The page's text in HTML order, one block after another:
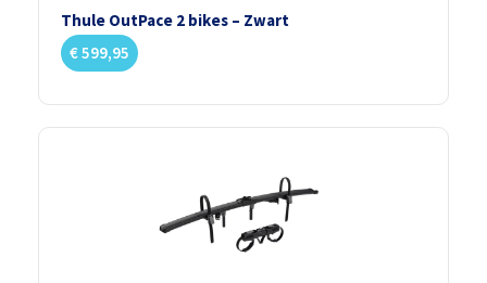
Thule OutPace 2 bikes – Zwart
€599,95